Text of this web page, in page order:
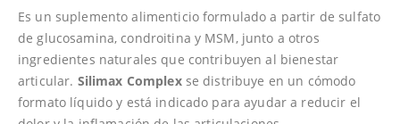
galería
imágenes
Es un suplemento alimenticio formulado a partir de sulfato
de glucosamina, condroitina y MSM, junto a otros
ingredientes naturales que contribuyen al bienestar
articular. Silimax Complex se distribuye en un cómodo
formato líquido y está indicado para ayudar a reducir el